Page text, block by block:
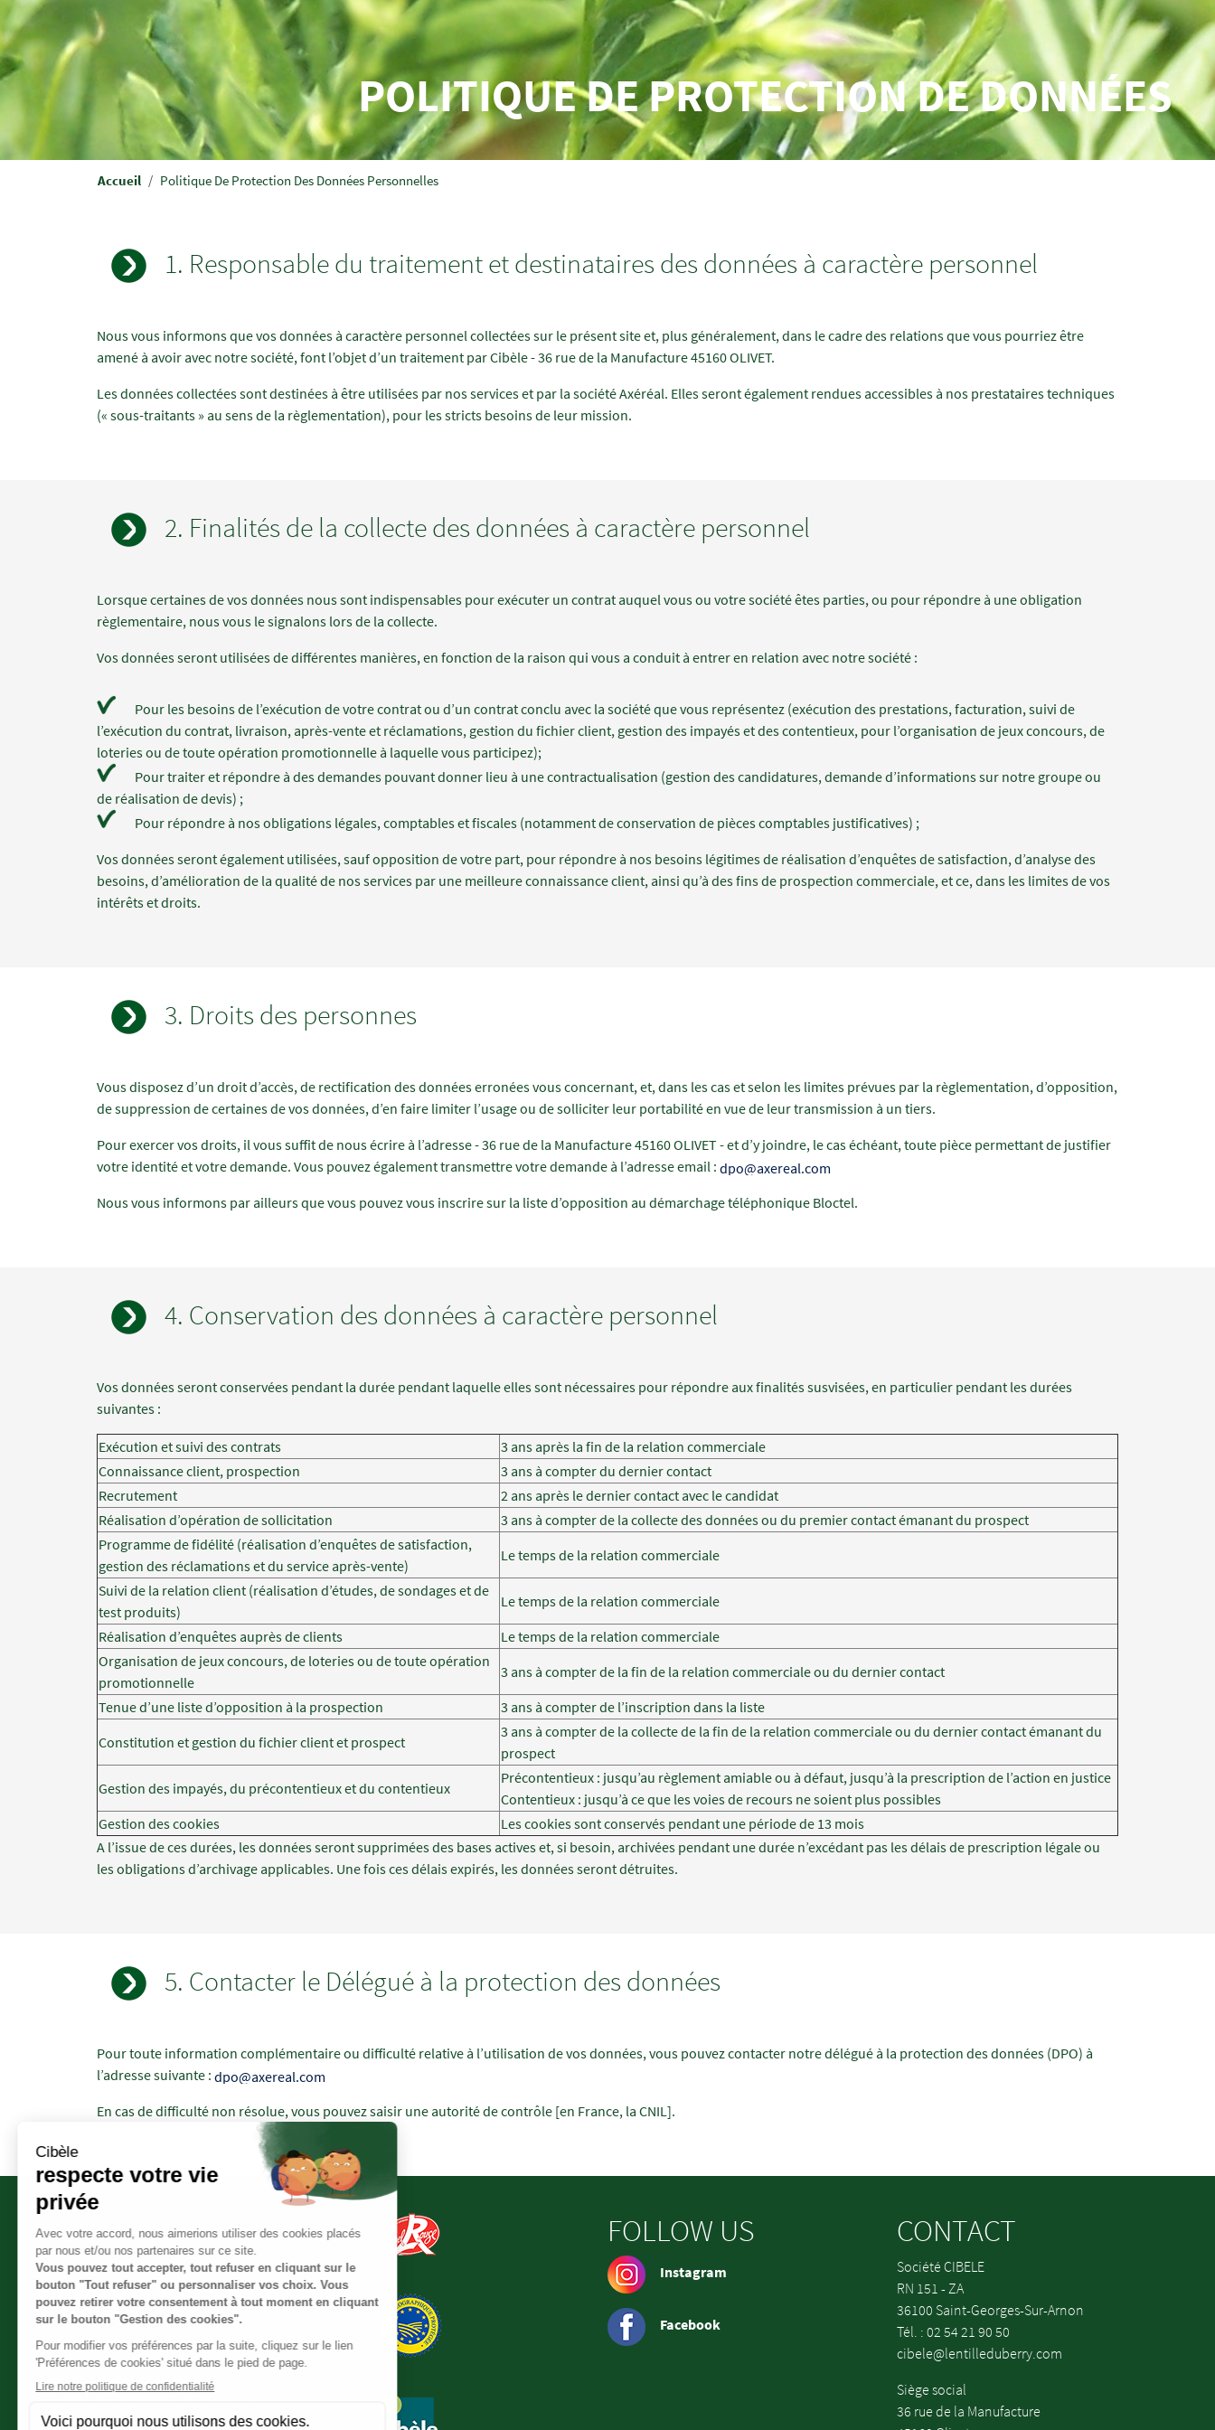
POLITIQUE DE PROTECTION DE DONNÉES
Accueil Politique De Protection Des Données Personnelles
1. Responsable du traitement et destinataires des données à caractère personnel
Champs
à
Texte
Nous vous informons que vos données à caractère personnel collectées sur le présent site et, plus généralement, dans le cadre des relations que vous pourriez être
amené à avoir avec notre société, font l’objet d’un traitement par Cibèle - 36 rue de la Manufacture 45160 OLIVET.
Les données collectées sont destinées à être utilisées par nos services et par la société Axéréal. Elles seront également rendues accessibles à nos prestataires techniques
(« sous-traitants » au sens de la règlementation), pour les stricts besoins de leur mission.
2. Finalités de la collecte des données à caractère personnel
Champs
à
Texte
Lorsque certaines de vos données nous sont indispensables pour exécuter un contrat auquel vous ou votre société êtes parties, ou pour répondre à une obligation
règlementaire, nous vous le signalons lors de la collecte.
Vos données seront utilisées de différentes manières, en fonction de la raison qui vous a conduit à entrer en relation avec notre société :
Pour les besoins de l’exécution de votre contrat ou d’un contrat conclu avec la société que vous représentez (exécution des prestations, facturation, suivi de
l’exécution du contrat, livraison, après-vente et réclamations, gestion du fichier client, gestion des impayés et des contentieux, pour l’organisation de jeux concours, de
loteries ou de toute opération promotionnelle à laquelle vous participez);
Pour traiter et répondre à des demandes pouvant donner lieu à une contractualisation (gestion des candidatures, demande d’informations sur notre groupe ou
de réalisation de devis) ;
Pour répondre à nos obligations légales, comptables et fiscales (notamment de conservation de pièces comptables justificatives) ;
Vos données seront également utilisées, sauf opposition de votre part, pour répondre à nos besoins légitimes de réalisation d’enquêtes de satisfaction, d’analyse des
besoins, d’amélioration de la qualité de nos services par une meilleure connaissance client, ainsi qu’à des fins de prospection commerciale, et ce, dans les limites de vos
intérêts et droits.
3. Droits des personnes
Champs
à
Texte
Vous disposez d’un droit d’accès, de rectification des données erronées vous concernant, et, dans les cas et selon les limites prévues par la règlementation, d’opposition,
de suppression de certaines de vos données, d’en faire limiter l’usage ou de solliciter leur portabilité en vue de leur transmission à un tiers.
Pour exercer vos droits, il vous suffit de nous écrire à l’adresse - 36 rue de la Manufacture 45160 OLIVET - et d’y joindre, le cas échéant, toute pièce permettant de justifier
votre identité et votre demande. Vous pouvez également transmettre votre demande à l’adresse email : dpo@axereal.com
Nous vous informons par ailleurs que vous pouvez vous inscrire sur la liste d’opposition au démarchage téléphonique Bloctel.
4. Conservation des données à caractère personnel
Champs
à
renseigner
Texte
Vos données seront conservées pendant la durée pendant laquelle elles sont nécessaires pour répondre aux finalités susvisées, en particulier pendant les durées
suivantes :
Exécution et suivi des contrats
3 ans après la fin de la relation commerciale
Connaissance client, prospection
3 ans à compter du dernier contact
Recrutement
2 ans après le dernier contact avec le candidat
Réalisation d’opération de sollicitation
3 ans à compter de la collecte des données ou du premier contact émanant du prospect
Programme de fidélité (réalisation d’enquêtes de satisfaction,
gestion des réclamations et du service après-vente)
Le temps de la relation commerciale
Suivi de la relation client (réalisation d’études, de sondages et de
test produits)
Le temps de la relation commerciale
Réalisation d’enquêtes auprès de clients
Le temps de la relation commerciale
Organisation de jeux concours, de loteries ou de toute opération
promotionnelle
3 ans à compter de la fin de la relation commerciale ou du dernier contact
Tenue d’une liste d’opposition à la prospection
3 ans à compter de l’inscription dans la liste
Constitution et gestion du fichier client et prospect
3 ans à compter de la collecte de la fin de la relation commerciale ou du dernier contact émanant du
prospect
Gestion des impayés, du précontentieux et du contentieux
Précontentieux : jusqu’au règlement amiable ou à défaut, jusqu’à la prescription de l’action en justice
Contentieux : jusqu’à ce que les voies de recours ne soient plus possibles
Gestion des cookies
Les cookies sont conservés pendant une période de 13 mois
A l’issue de ces durées, les données seront supprimées des bases actives et, si besoin, archivées pendant une durée n’excédant pas les délais de prescription légale ou
les obligations d’archivage applicables. Une fois ces délais expirés, les données seront détruites.
5. Contacter le Délégué à la protection des données
Champs
à
Texte
Pour toute information complémentaire ou difficulté relative à l’utilisation de vos données, vous pouvez contacter notre délégué à la protection des données (DPO) à
l’adresse suivante : dpo@axereal.com
En cas de difficulté non résolue, vous pouvez saisir une autorité de contrôle [en France, la CNIL].
IN SHORT
Filière d’AXEREAL, Cibèle est reconnu depuis
plus de 30 ans comme un acteur majeur de
l’agriculture respectueuse de
agriculteurs dans la production de lentilles
vertes, sur une aire d’appellation protégée
(IGP) dans la Champagne Berrichonne.
FOLLOW US
Instagram
Facebook
CONTACT
Société CIBELE
RN 151 - ZA
36100 Saint-Georges-Sur-Arnon
Tél. : 02 54 21 90 50
cibele@lentilleduberry.com
Siège social
36 rue de la Manufacture